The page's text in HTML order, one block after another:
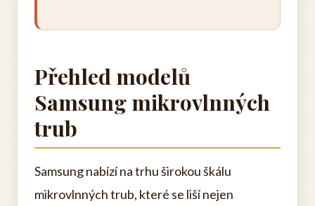
Přehled modelů
Samsung mikrovlnných
trub
Samsung nabízí na trhu širokou škálu
mikrovlnných trub, které se liší nejen